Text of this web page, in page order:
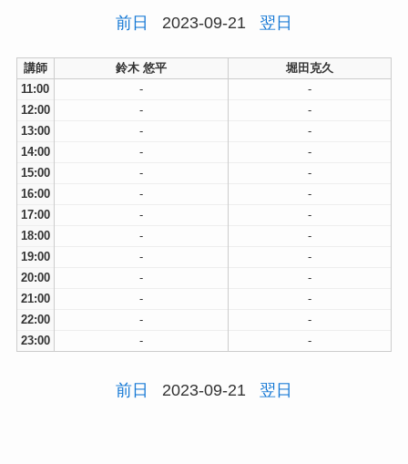
前日 2023-09-21 翌日
講師 鈴木 悠平
堀田克久
11:00
-
-
12:00
-
-
13:00
-
-
14:00
-
-
15:00
-
-
16:00
-
-
17:00
-
-
18:00
-
-
19:00
-
-
20:00
-
-
21:00
-
-
22:00
-
-
23:00
- -
前日 2023-09-21 翌日